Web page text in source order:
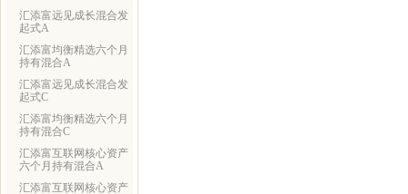
汇添富远见成长混合发
起式A
汇添富均衡精选六个月
持有混合A
汇添富远见成长混合发
起式C
汇添富均衡精选六个月
持有混合C
汇添富互联网核心资产
六个月持有混合A
汇添富互联网核心资产